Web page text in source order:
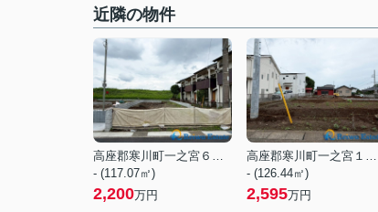
近隣の物件
高座郡寒川町一之宮６丁目
- (117.07㎡)
2,200万円
高座郡寒川町一之宮１丁目
- (126.44㎡)
2,595万円